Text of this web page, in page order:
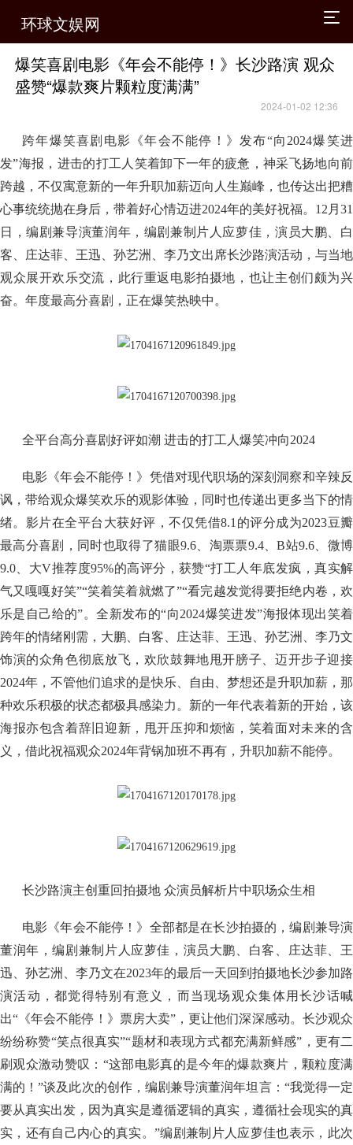
环球文娱网
爆笑喜剧电影《年会不能停！》长沙路演 观众
盛赞“爆款爽片颗粒度满满”
2024-01-02 12:36
跨年爆笑喜剧电影《年会不能停！》发布“向2024爆笑进
发”海报，进击的打工人笑着卸下一年的疲惫，神采飞扬地向前
跨越，不仅寓意新的一年升职加薪迈向人生巅峰，也传达出把糟
心事统统抛在身后，带着好心情迈进2024年的美好祝福。12月31
日，编剧兼导演董润年，编剧兼制片人应萝佳，演员大鹏、白
客、庄达菲、王迅、孙艺洲、李乃文出席长沙路演活动，与当地
观众展开欢乐交流，此行重返电影拍摄地，也让主创们颇为兴
奋。年度最高分喜剧，正在爆笑热映中。
全平台高分喜剧好评如潮 进击的打工人爆笑冲向2024
电影《年会不能停！》凭借对现代职场的深刻洞察和辛辣反
讽，带给观众爆笑欢乐的观影体验，同时也传递出更多当下的情
绪。影片在全平台大获好评，不仅凭借8.1的评分成为2023豆瓣
最高分喜剧，同时也取得了猫眼9.6、淘票票9.4、B站9.6、微博
9.0、大V推荐度95%的高评分，获赞“打工人年底发疯，真实解
气又嘎嘎好笑”“笑着笑着就燃了”“看完越发觉得要拒绝内卷，欢
乐是自己给的”。全新发布的“向2024爆笑进发”海报体现出笑着
跨年的情绪刚需，大鹏、白客、庄达菲、王迅、孙艺洲、李乃文
饰演的众角色彻底放飞，欢欣鼓舞地甩开膀子、迈开步子迎接
2024年，不管他们追求的是快乐、自由、梦想还是升职加薪，那
种欢乐积极的状态都极具感染力。新的一年代表着新的开始，该
海报亦包含着辞旧迎新，甩开压抑和烦恼，笑着面对未来的含
义，借此祝福观众2024年背锅加班不再有，升职加薪不能停。
长沙路演主创重回拍摄地 众演员解析片中职场众生相
电影《年会不能停！》全部都是在长沙拍摄的，编剧兼导演
董润年，编剧兼制片人应萝佳，演员大鹏、白客、庄达菲、王
迅、孙艺洲、李乃文在2023年的最后一天回到拍摄地长沙参加路
演活动，都觉得特别有意义，而当现场观众集体用长沙话喊
出“《年会不能停！》票房大卖”，更让他们深深感动。长沙观众
纷纷称赞“笑点很真实”“题材和表现方式都充满新鲜感”，更有二
刷观众激动赞叹：“这部电影真的是今年的爆款爽片，颗粒度满
满的！”谈及此次的创作，编剧兼导演董润年坦言：“我觉得一定
要从真实出发，因为真实是遵循逻辑的真实，遵循社会现实的真
实，还有自己内心的真实。”编剧兼制片人应萝佳也表示，此次